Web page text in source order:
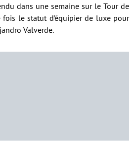
dans une semaine sur le Tour de
fois le statut d’équipier de luxe pour
Valverde.